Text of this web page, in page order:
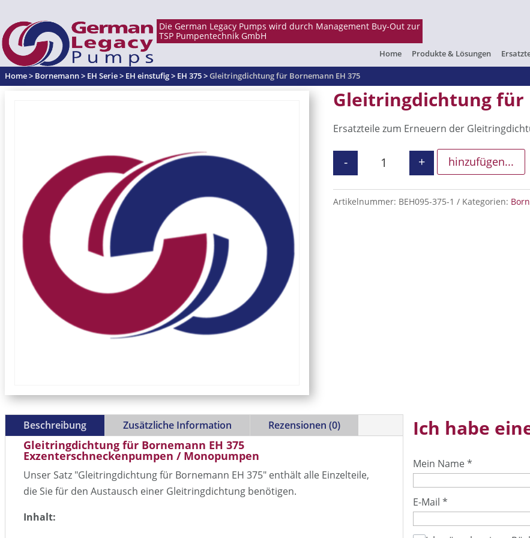
Home Produkte & Lösungen
Home> Bornemann> EH Serie> EH einstufig> EH 375>Gleitringdichtung für Bornemann EH 375
Gleitringdichtung für
Ersatzteile zum Erneuern der
Gleitringdichtung für Bornemann
- + hinzufügen...
Artikelnummer: BEH095-375-1 Kategorien:
Beschreibung Zusätzliche Information Rezensionen (0)
Gleitringdichtung für Bornemann EH 375
Exzenterschneckenpumpen / Monopumpen
Unser Satz "Gleitringdichtung für Bornemann EH 375" enthält alle Einzelteile,
die Sie für den Austausch einer Gleitringdichtung benötigen.
Inhalt:
Ich habe
Mein Name*
E-Mail *